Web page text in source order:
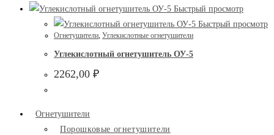
Быстрый просмотр
Быстрый просмотр
Огнетушители, Углекислотные огнетушители
Углекислотный огнетушитель ОУ-5
2262,00 ₽
Огнетушители
Порошковые огнетушители